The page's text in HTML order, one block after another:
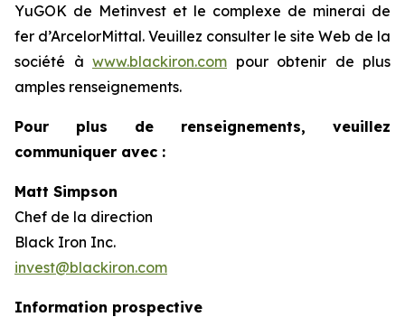
YuGOK de Metinvest et le complexe de minerai de
fer d’ArcelorMittal. Veuillez consulter le site Web de la
société à www.blackiron.com pour obtenir de plus
amples renseignements.
Pour plus de renseignements, veuillez
communiquer avec :
Matt Simpson
Chef de la direction
Black Iron Inc.
invest@blackiron.com
Information prospective